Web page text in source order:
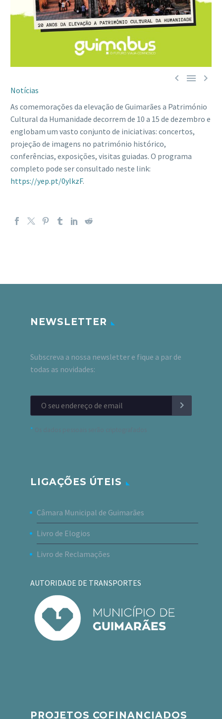
  
Notícias
As comemorações da elevação de Guimarães a Património
Cultural da Humanidade decorrem de 10 a 15 de dezembro e
englobam um vasto conjunto de iniciativas: concertos,
projeção de imagens no património histórico,
conferências, exposições, visitas guiadas. O programa
completo pode ser consultado neste link:
https://yep.pt/0ylkzF.
NEWSLETTER
Subscreva a nossa newsletter e fique a par de
todas as novidades:
*
LIGAÇÕES ÚTEIS
Câmara Municipal de Guimarães
Livro de Elogios
Livro de Reclamações
AUTORIDADE DE TRANSPORTES
PROJETOS COFINANCIADOS